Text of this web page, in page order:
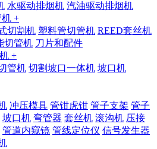
水驱动排烟机 汽油驱动排烟机
+
切割机 塑料管切管机 REED套丝机
切管机 刀片和配件
+
管机 切割坡口一体机 坡口机
冲压模具 管钳虎钳 管子支架 管子
坡口机 弯管器 套丝机 滚沟机 压接
管道内窥镜 管线定位仪 信号发生器